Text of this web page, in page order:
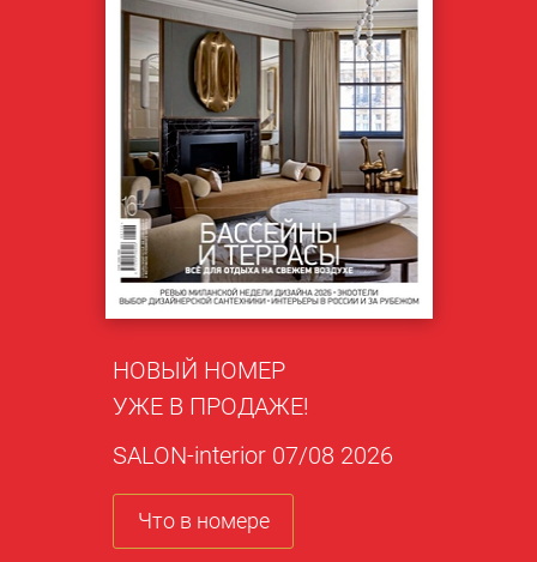
НОВЫЙ НОМЕР
УЖЕ В ПРОДАЖЕ!
SALON-interior 07/08 2026
Что в номере